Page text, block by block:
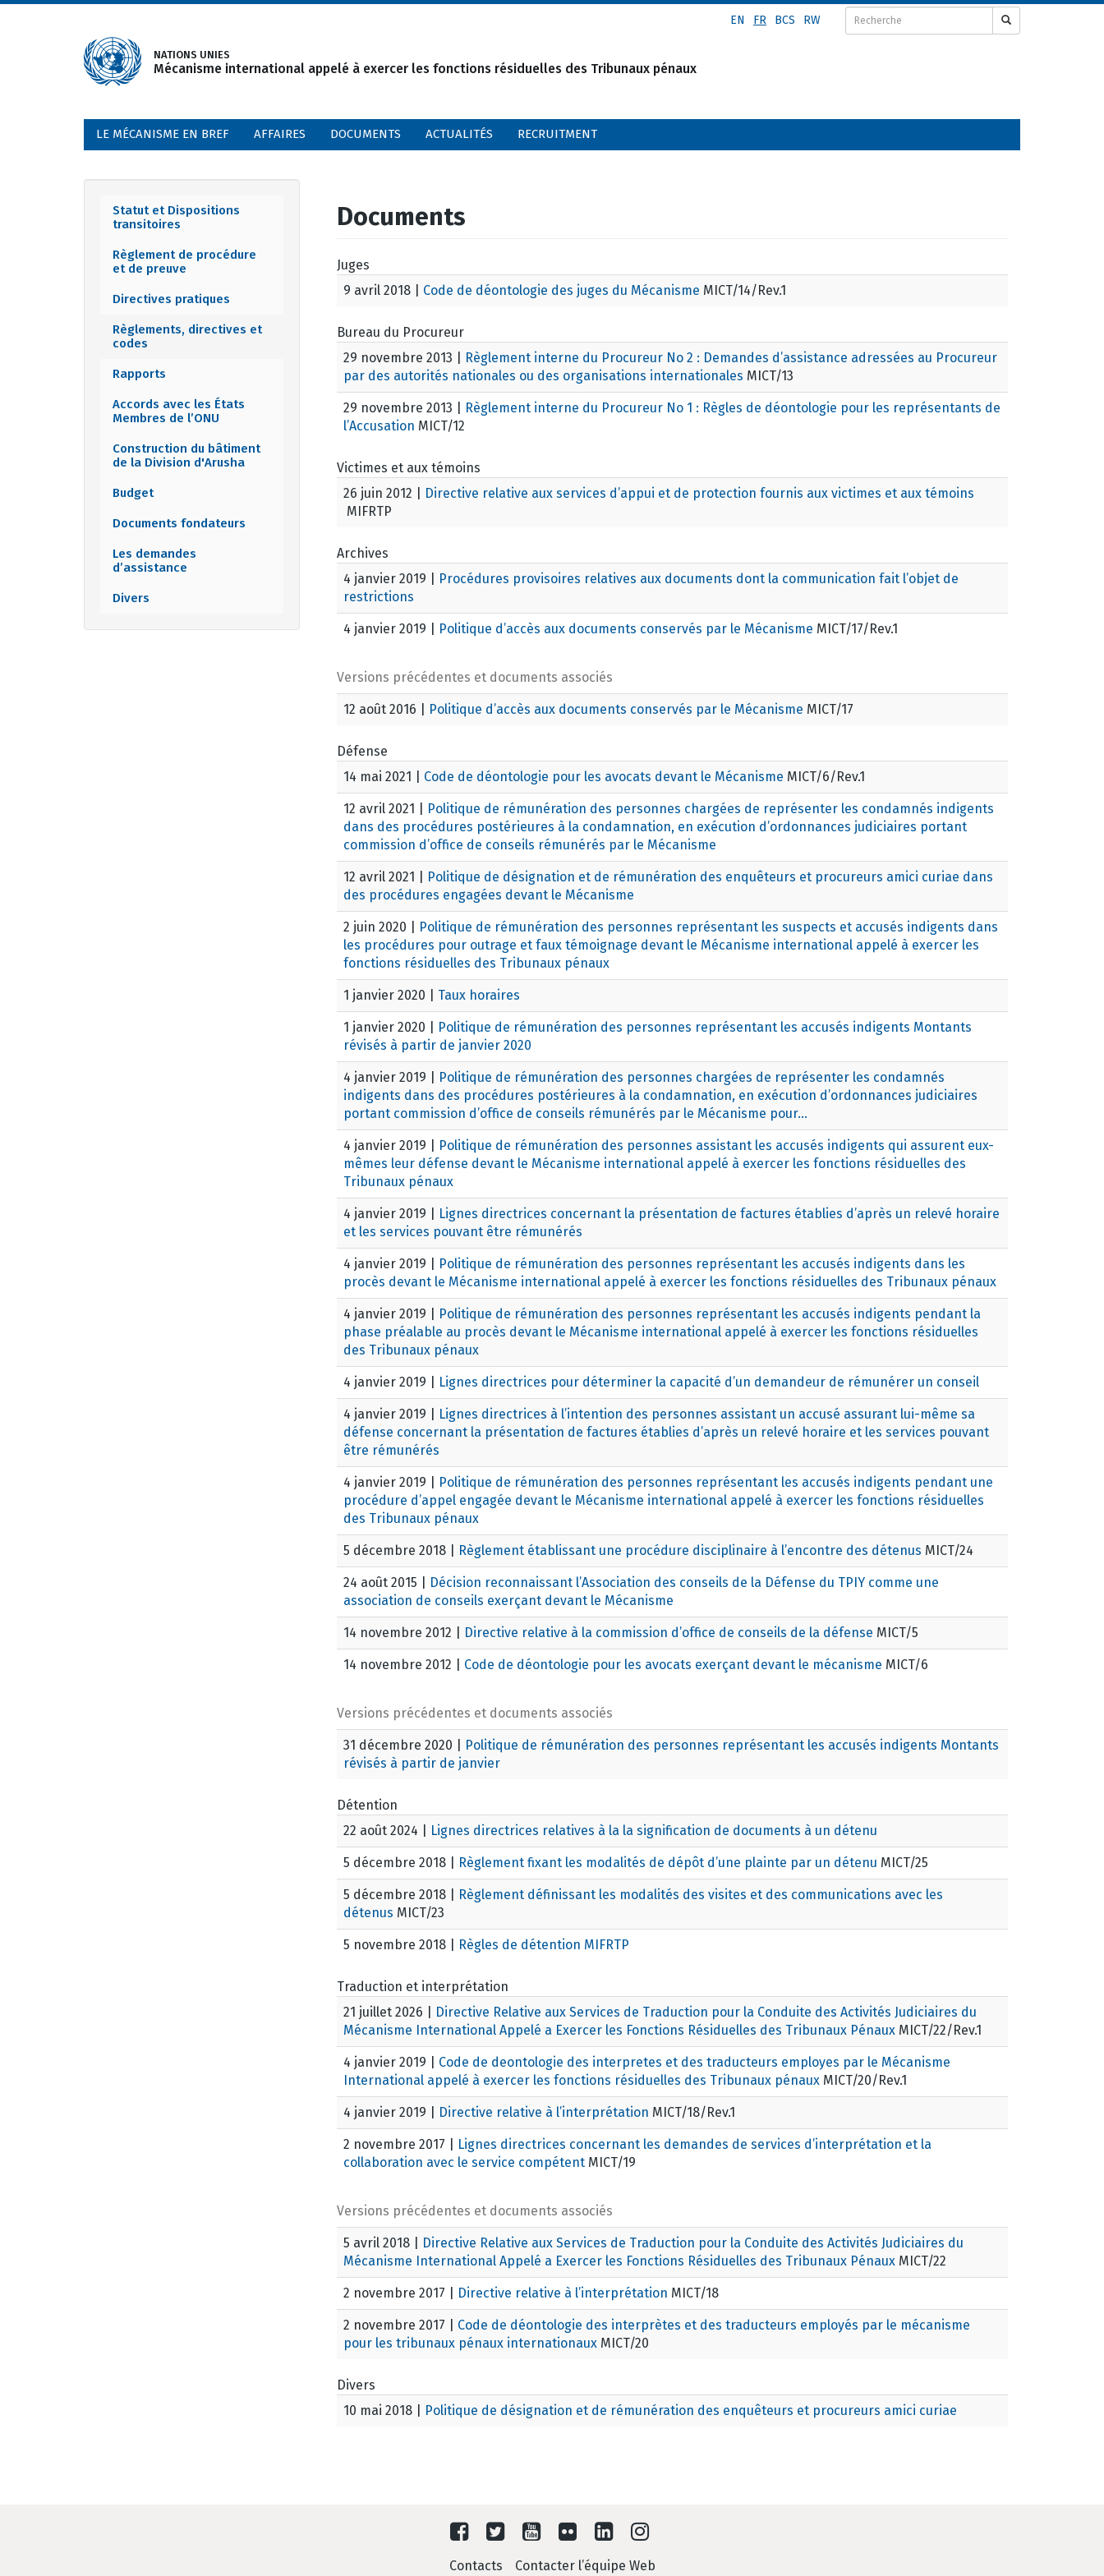
EN FR BCS RW
NATIONS UNIES
Mécanisme international appelé à exercer les fonctions résiduelles des Tribunaux pénaux
LE MÉCANISME EN BREF AFFAIRES DOCUMENTS ACTUALITÉS RECRUITMENT
Documents
menu
Statut et Dispositions
transitoires
Règlement de procédure
et de preuve
Directives pratiques
Règlements, directives et
codes
Rapports
Accords avec les États
Membres de l’ONU
Construction du bâtiment
de la Division d'Arusha
Budget
Documents fondateurs
Les demandes
d’assistance
Divers
Documents
Juges
9 avril 2018
Code de déontologie des juges du Mécanisme MICT/14/Rev.1
Bureau du Procureur
29 novembre 2013
Règlement interne du Procureur No 2 : Demandes d’assistance adressées au Procureur
par des autorités nationales ou des organisations internationales MICT/13
29 novembre 2013
Règlement interne du Procureur No 1 : Règles de déontologie pour les représentants de
l’Accusation MICT/12
Victimes et aux témoins
26 juin 2012
Directive relative aux services d’appui et de protection fournis aux victimes et aux témoins
MIFRTP
Archives
4 janvier 2019
Procédures provisoires relatives aux documents dont la communication fait l’objet de
restrictions
4 janvier 2019 Politique d’accès aux documents conservés par le Mécanisme MICT/17/Rev.1
Versions précédentes et documents associés
12 août 2016 Politique d’accès aux documents conservés par le Mécanisme MICT/17
Défense
14 mai 2021
Code de déontologie pour les avocats devant le Mécanisme MICT/6/Rev.1
12 avril 2021
Politique de rémunération des personnes chargées de représenter les condamnés indigents
dans des procédures postérieures à la condamnation, en exécution d’ordonnances judiciaires portant
commission d’office de conseils rémunérés par le Mécanisme
12 avril 2021
Politique de désignation et de rémunération des enquêteurs et procureurs amici curiae dans
des procédures engagées devant le Mécanisme
2 juin 2020
Politique de rémunération des personnes représentant les suspects et accusés indigents dans
les procédures pour outrage et faux témoignage devant le Mécanisme international appelé à exercer les
fonctions résiduelles des Tribunaux pénaux
1 janvier 2020 Taux horaires
1 janvier 2020
Politique de rémunération des personnes représentant les accusés indigents Montants
révisés à partir de janvier 2020
4 janvier 2019
Politique de rémunération des personnes chargées de représenter les condamnés
indigents dans des procédures postérieures à la condamnation, en exécution d’ordonnances judiciaires
portant commission d’office de conseils rémunérés par le Mécanisme pour...
4 janvier 2019
Politique de rémunération des personnes assistant les accusés indigents qui assurent eux-
mêmes leur défense devant le Mécanisme international appelé à exercer les fonctions résiduelles des
Tribunaux pénaux
4 janvier 2019
Lignes directrices concernant la présentation de factures établies d’après un relevé horaire
et les services pouvant être rémunérés
4 janvier 2019
Politique de rémunération des personnes représentant les accusés indigents dans les
procès devant le Mécanisme international appelé à exercer les fonctions résiduelles des Tribunaux pénaux
4 janvier 2019
Politique de rémunération des personnes représentant les accusés indigents pendant la
phase préalable au procès devant le Mécanisme international appelé à exercer les fonctions résiduelles
des Tribunaux pénaux
4 janvier 2019 Lignes directrices pour déterminer la capacité d’un demandeur de rémunérer un conseil
4 janvier 2019
Lignes directrices à l’intention des personnes assistant un accusé assurant lui-même sa
défense concernant la présentation de factures établies d’après un relevé horaire et les services pouvant
être rémunérés
4 janvier 2019
Politique de rémunération des personnes représentant les accusés indigents pendant une
procédure d’appel engagée devant le Mécanisme international appelé à exercer les fonctions résiduelles
des Tribunaux pénaux
5 décembre 2018 Règlement établissant une procédure disciplinaire à l’encontre des détenus MICT/24
24 août 2015
Décision reconnaissant l’Association des conseils de la Défense du TPIY comme une
association de conseils exerçant devant le Mécanisme
14 novembre 2012 Directive relative à la commission d’office de conseils de la défense MICT/5
14 novembre 2012 Code de déontologie pour les avocats exerçant devant le mécanisme MICT/6
Versions précédentes et documents associés
31 décembre 2020
Politique de rémunération des personnes représentant les accusés indigents Montants
révisés à partir de janvier
Détention
22 août 2024
Lignes directrices relatives à la la signification de documents à un détenu
5 décembre 2018 Règlement fixant les modalités de dépôt d’une plainte par un détenu MICT/25
5 décembre 2018
Règlement définissant les modalités des visites et des communications avec les
détenus MICT/23
5 novembre 2018 Règles de détention MIFRTP
Traduction et interprétation
21 juillet 2026
Directive Relative aux Services de Traduction pour la Conduite des Activités Judiciaires du
Mécanisme International Appelé a Exercer les Fonctions Résiduelles des Tribunaux PénauxMICT/22/Rev.1
4 janvier 2019
Code de deontologie des interpretes et des traducteurs employes par le Mécanisme
International appelé à exercer les fonctions résiduelles des Tribunaux pénauxMICT/20/Rev.1
4 janvier 2019 Directive relative à l’interprétation MICT/18/Rev.1
2 novembre 2017
Lignes directrices concernant les demandes de services d’interprétation et la
collaboration avec le service compétentMICT/19
Versions précédentes et documents associés
5 avril 2018
Directive Relative aux Services de Traduction pour la Conduite des Activités Judiciaires du
Mécanisme International Appelé a Exercer les Fonctions Résiduelles des Tribunaux PénauxMICT/22
2 novembre 2017 Directive relative à l’interprétation MICT/18
2 novembre 2017
Code de déontologie des interprètes et des traducteurs employés par le mécanisme
pour les tribunaux pénaux internationauxMICT/20
Divers
10 mai 2018
Politique de désignation et de rémunération des enquêteurs et procureurs amici curiae
Contacts Contacter l’équipe Web